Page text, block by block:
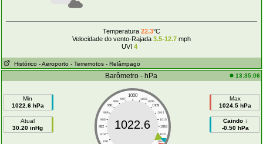
Temperatura 22.3°C
Velocidade do vento-Rajada 3.5-12.7mph
UVI4
Histórico - Aeroporto - Terremotos - Relâmpago
Barômetro - hPa 13:35:06
Min
1022.6 hPa
Atual
30.20 inHg
1000
997 1003
994
1006
991
1009
988
1012
985
1015
982
1018
979
1021
976
1024
1022.6
Max
1024.5 hPa
Caindo ↓
-0.50 hPa